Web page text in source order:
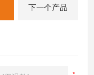
下一个产品